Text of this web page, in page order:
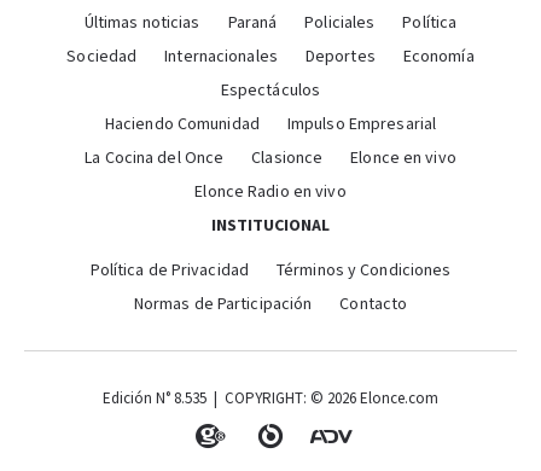
Últimas noticias Paraná Policiales
Política
Sociedad
Internacionales Deportes
Economía
Espectáculos
Haciendo Comunidad
Impulso Empresarial
La Cocina del Once
Clasionce
Elonce en vivo
Elonce Radio en vivo
INSTITUCIONAL
Política de Privacidad
Términos y Condiciones
Normas de Participación
Contacto
Edición N° 8.535 | COPYRIGHT: © 2026 Elonce.com